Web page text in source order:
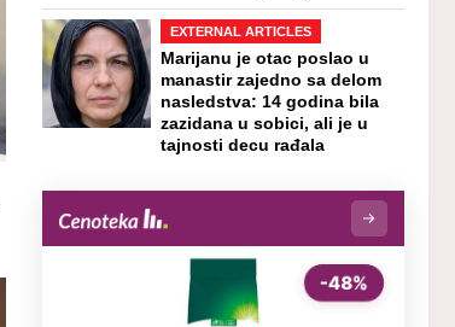
EXTERNAL ARTICLES
Marijanu je otac poslao u
manastir zajedno sa delom
nasledstva: 14 godina bila
zazidana u sobici, ali je u
tajnosti decu rađala